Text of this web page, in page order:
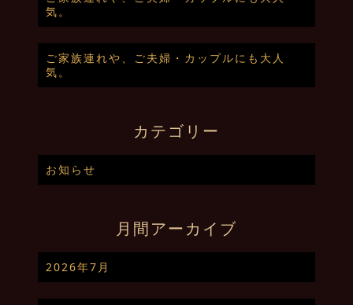
気。
ご家族連れや、ご夫婦・カップルにも大人
気。
カテゴリー
お知らせ
月間アーカイブ
2026年7月